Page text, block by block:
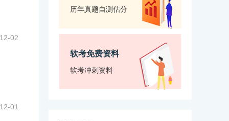
02
01
历年真题自测估分
软考免费资料
软考冲刺资料